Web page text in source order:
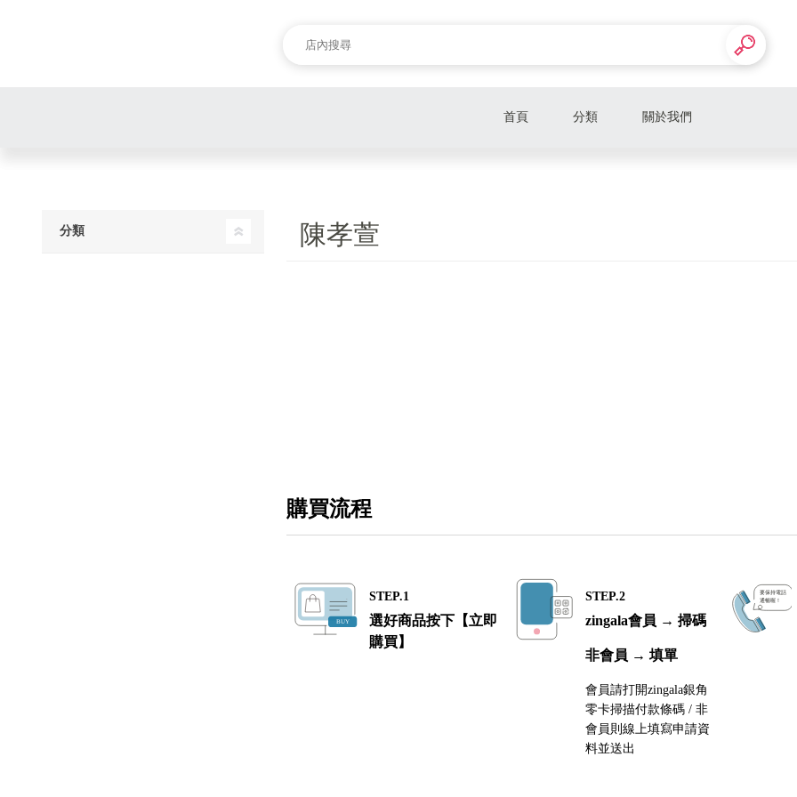
首頁 分類 關於我們
陳孝萱
購買流程
STEP.1
選好商品按下【立即
購買】
STEP.2
zingala會員 → 掃碼
非會員 → 填單
會員請打開zingala銀角
零卡掃描付款條碼 / 非
會員則線上填寫申請資
料並送出
分類